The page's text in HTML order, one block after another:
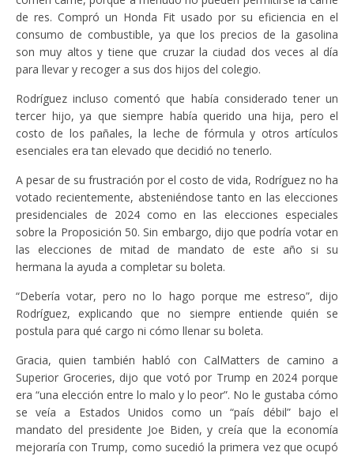
de res. Compró un Honda Fit usado por su eficiencia en el
consumo de combustible, ya que los precios de la gasolina
son muy altos y tiene que cruzar la ciudad dos veces al día
para llevar y recoger a sus dos hijos del colegio.
Rodríguez incluso comentó que había considerado tener un
tercer hijo, ya que siempre había querido una hija, pero el
costo de los pañales, la leche de fórmula y otros artículos
esenciales era tan elevado que decidió no tenerlo.
A pesar de su frustración por el costo de vida, Rodríguez no ha
votado recientemente, absteniéndose tanto en las elecciones
presidenciales de 2024 como en las elecciones especiales
sobre la Proposición 50. Sin embargo, dijo que podría votar en
las elecciones de mitad de mandato de este año si su
hermana la ayuda a completar su boleta.
“Debería votar, pero no lo hago porque me estreso”, dijo
Rodríguez, explicando que no siempre entiende quién se
postula para qué cargo ni cómo llenar su boleta.
Gracia, quien también habló con CalMatters de camino a
Superior Groceries, dijo que votó por Trump en 2024 porque
era “una elección entre lo malo y lo peor”. No le gustaba cómo
se veía a Estados Unidos como un “país débil” bajo el
mandato del presidente Joe Biden, y creía que la economía
mejoraría con Trump, como sucedió la primera vez que ocupó